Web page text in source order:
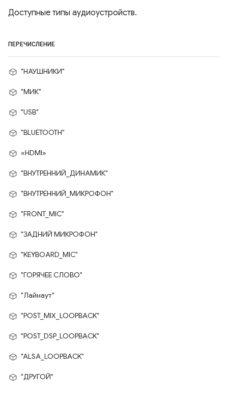
Доступные типы аудиоустройств.
ПЕРЕЧИСЛЕНИЕ
"НАУШНИКИ"
"МИК"
"USB"
"BLUETOOTH"
«HDMI»
"ВНУТРЕННИЙ_ДИНАМИК"
"ВНУТРЕННИЙ_МИКРОФОН"
"FRONT_MIC"
"ЗАДНИЙ МИКРОФОН"
"KEYBOARD_MIC"
"ГОРЯЧЕЕ СЛОВО"
"Лайнаут"
"POST_MIX_LOOPBACK"
"POST_DSP_LOOPBACK"
"ALSA_LOOPBACK"
"ДРУГОЙ"